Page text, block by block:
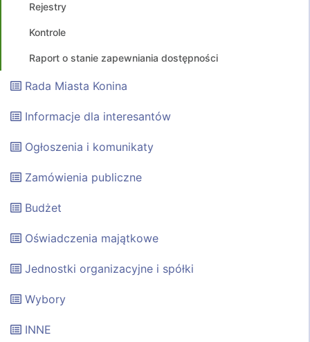
Rejestry
Kontrole
Raport o stanie zapewniania dostępności
Rada Miasta Konina
Informacje dla interesantów
Ogłoszenia i komunikaty
Zamówienia publiczne
Budżet
Oświadczenia majątkowe
Jednostki organizacyjne i spółki
Wybory
INNE